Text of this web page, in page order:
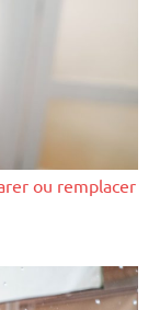
ou remplacer